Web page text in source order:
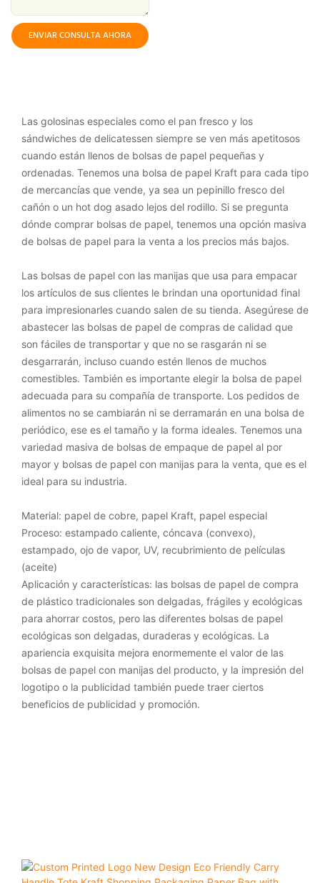
ENVIAR CONSULTA AHORA
Las golosinas especiales como el pan fresco y los
sándwiches de delicatessen siempre se ven más apetitosos
cuando están llenos de bolsas de papel pequeñas y
ordenadas. Tenemos una bolsa de papel Kraft para cada tipo
de mercancías que vende, ya sea un pepinillo fresco del
cañón o un hot dog asado lejos del rodillo. Si se pregunta
dónde comprar bolsas de papel, tenemos una opción masiva
de bolsas de papel para la venta a los precios más bajos.
Las bolsas de papel con las manijas que usa para empacar
los artículos de sus clientes le brindan una oportunidad final
para impresionarles cuando salen de su tienda. Asegúrese de
abastecer las bolsas de papel de compras de calidad que
son fáciles de transportar y que no se rasgarán ni se
desgarrarán, incluso cuando estén llenos de muchos
comestibles. También es importante elegir la bolsa de papel
adecuada para su compañía de transporte. Los pedidos de
alimentos no se cambiarán ni se derramarán en una bolsa de
periódico, ese es el tamaño y la forma ideales. Tenemos una
variedad masiva de bolsas de empaque de papel al por
mayor y bolsas de papel con manijas para la venta, que es el
ideal para su industria.
Material: papel de cobre, papel Kraft, papel especial
Proceso: estampado caliente, cóncava (convexo),
estampado, ojo de vapor, UV, recubrimiento de películas
(aceite)
Aplicación y características: las bolsas de papel de compra
de plástico tradicionales son delgadas, frágiles y ecológicas
para ahorrar costos, pero las diferentes bolsas de papel
ecológicas son delgadas, duraderas y ecológicas. La
apariencia exquisita mejora enormemente el valor de las
bolsas de papel con manijas del producto, y la impresión del
logotipo o la publicidad también puede traer ciertos
beneficios de publicidad y promoción.